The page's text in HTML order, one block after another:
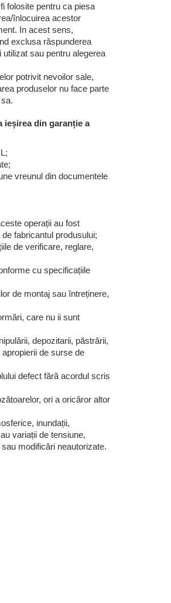
folosite pentru ca piesa
înlocuirea acestor
In acest sens,
exclusa răspunderea
sau pentru alegerea
potrivit nevoilor sale,
produselor nu face parte
ieșirea din garanție a
vreunul din documentele
operații au fost
fabricantul produsului;
de verificare, reglare,
cu specificațiile
de montaj sau întreținere,
care nu ii sunt
depozitarii, păstrării,
de surse de
defect fără acordul scris
ori a oricăror altor
inundații,
variații de tensiune,
modificări neautorizate.